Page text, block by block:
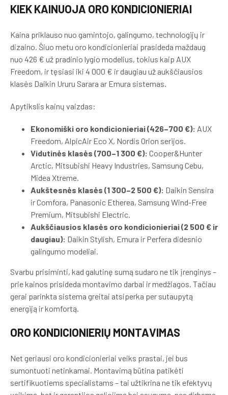
KIEK KAINUOJA ORO KONDICIONIERIAI
Kaina priklauso nuo gamintojo, galingumo, technologijų ir
dizaino. Šiuo metu oro kondicionieriai prasideda maždaug
nuo 426 € už pradinio lygio modelius, tokius kaip AUX
Freedom, ir tęsiasi iki 4 000 € ir daugiau už aukščiausios
klasės Daikin Ururu Sarara ar Emura sistemas.
Apytikslis kainų vaizdas:
Ekonomiški oro kondicionieriai (426–700 €): AUX
Freedom, AlpicAir Eco X, Nordis Orion serijos.
Vidutinės klasės (700–1 300 €): Cooper&Hunter
Arctic, Mitsubishi Heavy Industries, Samsung Cebu,
Midea Xtreme.
Aukštesnės klasės (1 300–2 500 €): Daikin Sensira
ir Comfora, Panasonic Etherea, Samsung Wind-Free
Premium, Mitsubishi Electric.
Aukščiausios klasės oro kondicionieriai (2 500 € ir
daugiau): Daikin Stylish, Emura ir Perfera didesnio
galingumo modeliai.
Svarbu prisiminti, kad galutinę sumą sudaro ne tik įrenginys –
prie kainos prisideda montavimo darbai ir medžiagos. Tačiau
gerai parinkta sistema greitai atsiperka per sutaupytą
energiją ir komfortą.
ORO KONDICIONIERIŲ MONTAVIMAS
Net geriausi oro kondicionieriai veiks prastai, jei bus
sumontuoti netinkamai. Montavimą būtina patikėti
sertifikuotiems specialistams – tai užtikrina ne tik efektyvų